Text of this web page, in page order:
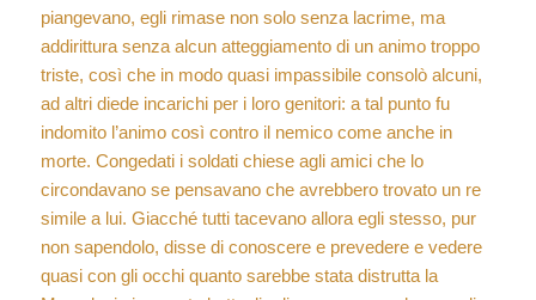
piangevano, egli rimase non solo senza lacrime, ma
addirittura senza alcun atteggiamento di un animo troppo
triste, così che in modo quasi impassibile consolò alcuni,
ad altri diede incarichi per i loro genitori: a tal punto fu
indomito l’animo così contro il nemico come anche in
morte. Congedati i soldati chiese agli amici che lo
circondavano se pensavano che avrebbero trovato un re
simile a lui. Giacché tutti tacevano allora egli stesso, pur
non sapendolo, disse di conoscere e prevedere e vedere
quasi con gli occhi quanto sarebbe stata distrutta la